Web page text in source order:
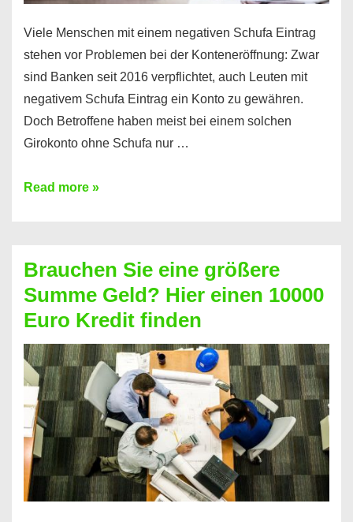
Viele Menschen mit einem negativen Schufa Eintrag
stehen vor Problemen bei der Konteneröffnung: Zwar
sind Banken seit 2016 verpflichtet, auch Leuten mit
negativem Schufa Eintrag ein Konto zu gewähren.
Doch Betroffene haben meist bei einem solchen
Girokonto ohne Schufa nur …
Günstiges
Geht
das
überhaupt?
Na
klar!
Read more »
Brauchen Sie eine größere
Summe Geld? Hier einen 10000
Euro Kredit finden